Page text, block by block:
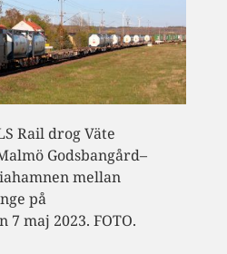
Rail drog Väte
Godsbangård–
mellan
på
maj 2023. FOTO.